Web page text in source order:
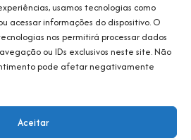
usamos tecnologias como
acessar informações do dispositivo. O
nos permitirá processar dados
ou IDs exclusivos neste site. Não
pode afetar negativamente
Aceitar
do HCFMUSP